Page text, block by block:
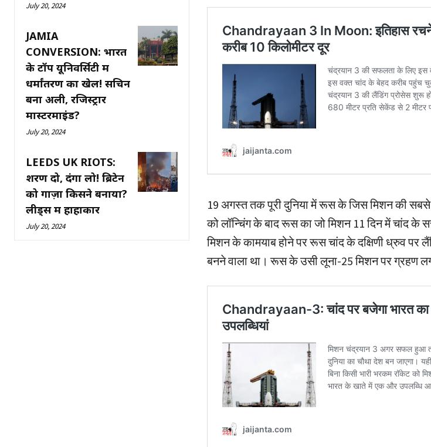
July 20, 2024
JAMIA
CONVERSION: भारत
के टॉप यूनिवर्सिटी में
धर्मांतरण का खेल! सचिन
बना अली, रजिस्ट्रार
मास्टरमाइंड?
July 20, 2024
LEEDS UK RIOTS:
शरण दो, दंगा लो! ब्रिटेन
को गाज़ा किसने बनाया?
लीड्स में हाहाकार
July 20, 2024
19 अगस्त तक पूरी दुनिया में रूस के जिस मिशन की सबसे
को लॉन्चिंग के बाद रूस का जो मिशन 11 दिन में चांद
मिशन के कामयाब होने पर रूस चांद के दक्षिणी ध्रुव पर
बनने वाला था। रूस के उसी लूना-25 मिशन पर ग्रहण